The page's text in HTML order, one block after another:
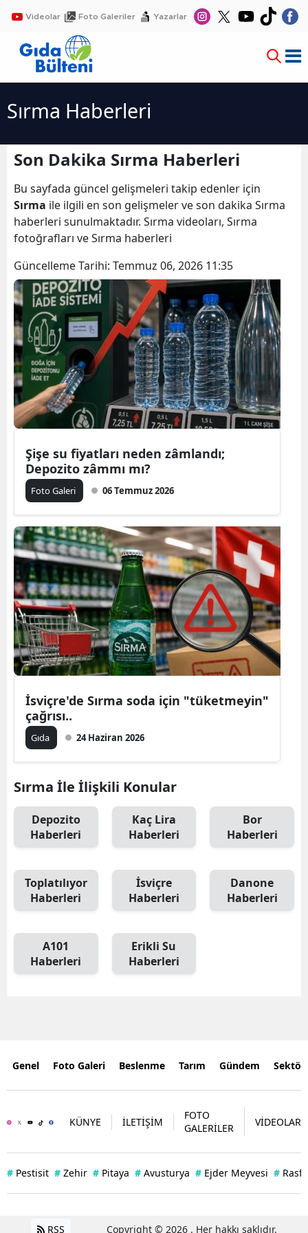
Videolar Foto Galeriler Yazarlar
Sırma Haberleri
Son Dakika Sırma Haberleri
Bu sayfada güncel gelişmeleri takip edenler için
Sırma ile ilgili en son gelişmeler ve son dakika Sırma
haberleri sunulmaktadır. Sırma videoları, Sırma
fotoğrafları ve Sırma haberleri
Güncelleme Tarihi: Temmuz 06, 2026 11:35
Şişe su fiyatları neden zâmlandı;
Depozito zâmmı mı?
Foto Galeri 06 Temmuz 2026
İsviçre'de Sırma soda için "tüketmeyin"
çağrısı..
Gıda 24 Haziran 2026
Sırma İle İlişkili Konular
Depozito
Haberleri
Kaç Lira
Haberleri
Bor
Haberleri
Toplatılıyor
Haberleri
İsviçre
Haberleri
Danone
Haberleri
A101
Haberleri
Erikli Su
Haberleri
Genel Foto Galeri Beslenme Tarım Gündem
KÜNYE İLETİŞİM
FOTO
GALERİLER
VİDEOLAR
# Pestisit # Zehir # Pitaya # Avusturya # Ejder Meyvesi # Rasff
RSS Copyright © 2026 . Her hakkı saklıdır.